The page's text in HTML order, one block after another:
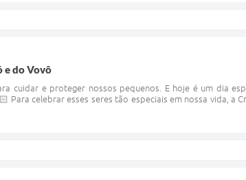
e do Vovô
cuidar e proteger nossos pequenos. E hoje é um dia
Para celebrar esses seres tão especiais em nossa vida, a